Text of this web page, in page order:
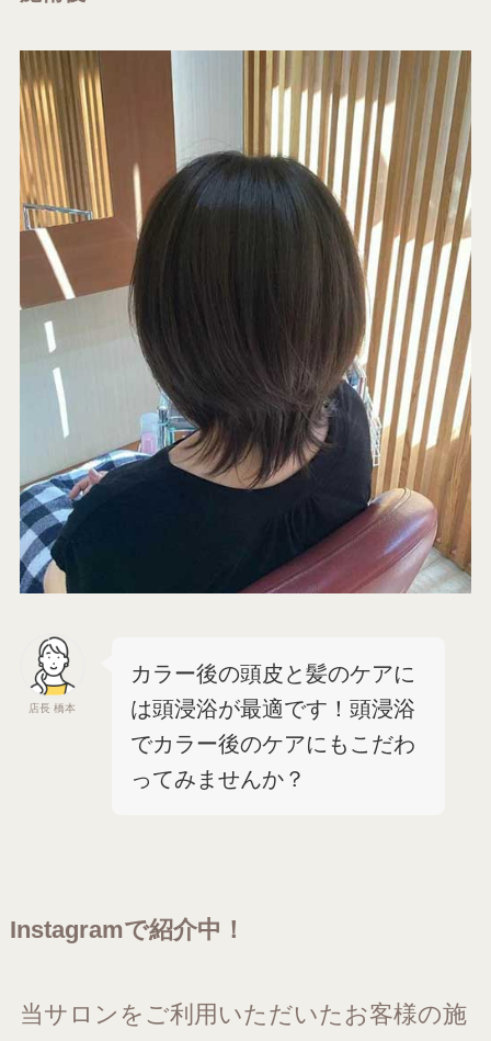
店長 橋本
カラー後の頭皮と髪のケアに
は頭浸浴が最適です！頭浸浴
でカラー後のケアにもこだわ
ってみませんか？
Instagramで紹介中！
当サロンをご利用いただいたお客様の施